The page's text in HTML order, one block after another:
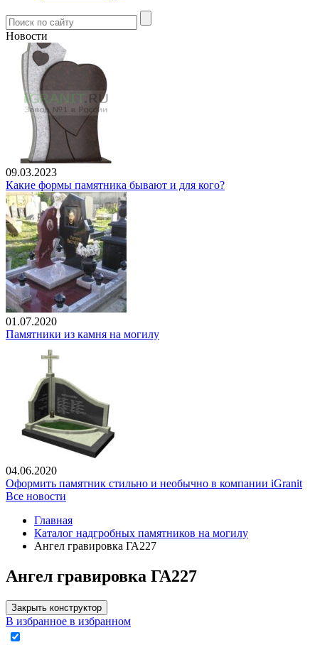
Новости
09.03.2023
Какие формы памятника бывают и для кого?
01.07.2020
Памятники из камня на могилу
04.06.2020
Оформить памятник стильно и необычно в компании iGranit
Все новости
Главная
Каталог надгробных памятников на могилу
Ангел гравировка ГА227
Ангел гравировка ГА227
Закрыть конструктор
В избранное в избранном